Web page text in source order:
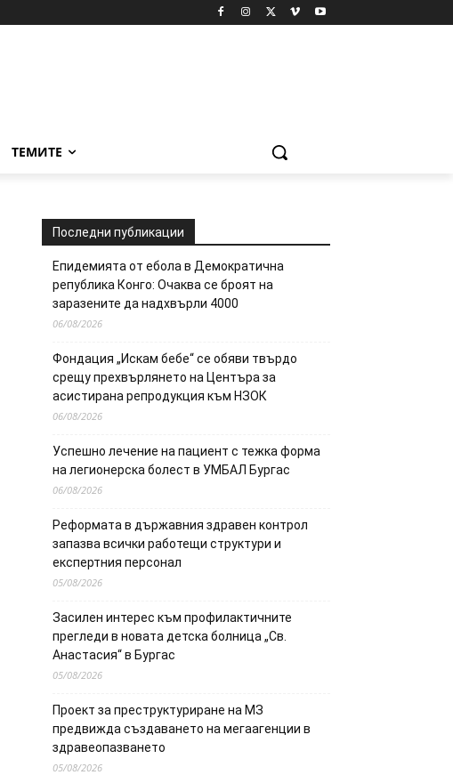
ТЕМИТЕ
Последни публикации
Епидемията от ебола в Демократична
република Конго: Очаква се броят на
заразените да надхвърли 4000
06/08/2026
Фондация „Искам бебе“ се обяви твърдо
срещу прехвърлянето на Центъра за
асистирана репродукция към НЗОК
06/08/2026
Успешно лечение на пациент с тежка форма
на легионерска болест в УМБАЛ Бургас
06/08/2026
Реформата в държавния здравен контрол
запазва всички работещи структури и
експертния персонал
05/08/2026
Засилен интерес към профилактичните
прегледи в новата детска болница „Св.
Анастасия“ в Бургас
05/08/2026
Проект за преструктуриране на МЗ
предвижда създаването на мегаагенции в
здравеопазването
05/08/2026